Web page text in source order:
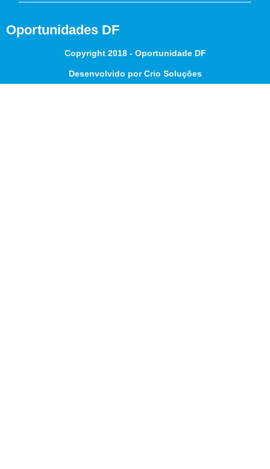
Oportunidades DF
Copyright 2018 - Oportunidade DF
Desenvolvido por Crio Soluções